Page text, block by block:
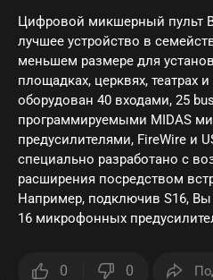
Цифровой микшерный пульт
лучшее устройство в
меньшем размере для
площадках, церквях, театрах
оборудован 40 входами, 25
программируемыми MIDAS
предусилителями, FireWire и
специально разработано с
расширения посредством
Например, подключив S16,
16 микрофонных
0 0